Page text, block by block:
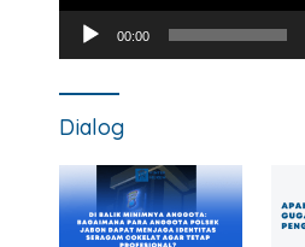
00:00
Dialog